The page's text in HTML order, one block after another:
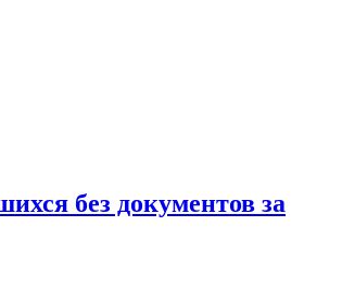
без документов за